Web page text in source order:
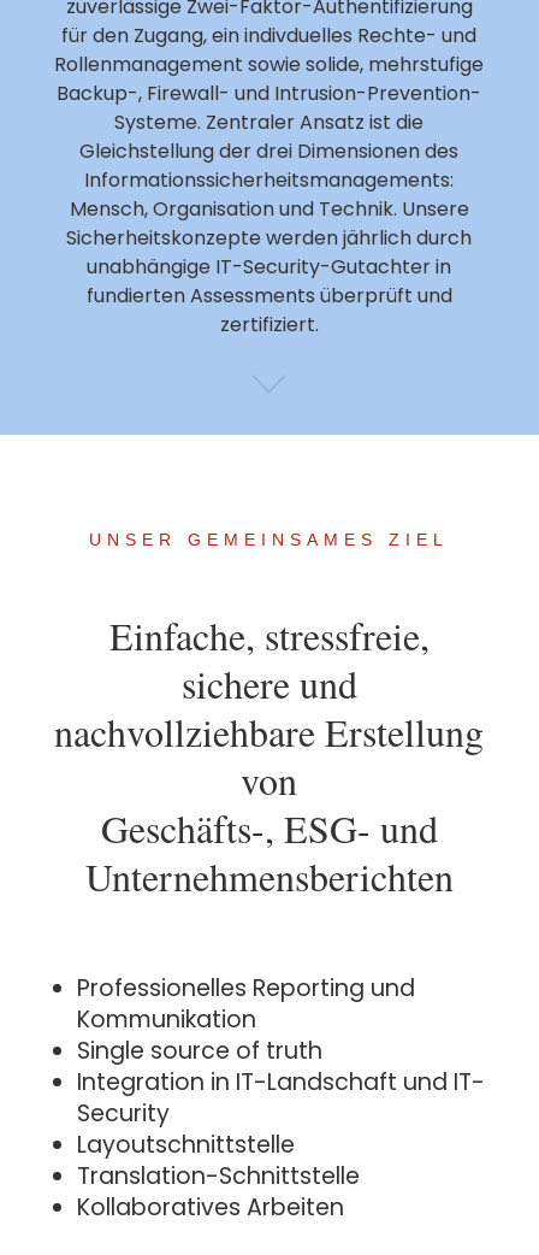
zuverlässige Zwei-Faktor-Authentifizierung
für den Zugang, ein indivduelles Rechte- und
Rollenmanagement sowie solide, mehrstufige
Backup-, Firewall- und Intrusion-Prevention-
Systeme. Zentraler Ansatz ist die
Gleichstellung der drei Dimensionen des
Informationssicherheitsmanagements:
Mensch, Organisation und Technik. Unsere
Sicherheitskonzepte werden jährlich durch
unabhängige IT-Security-Gutachter in
fundierten Assessments überprüft und
zertifiziert.
UNSER GEMEINSAMES ZIEL
Einfache, stressfreie,
sichere und
nachvollziehbare Erstellung
von
Geschäfts-, ESG- und
Unternehmensberichten
Professionelles Reporting und
Kommunikation
Single source of truth
Integration in IT-Landschaft und IT-
Security
Layoutschnittstelle
Translation-Schnittstelle
Kollaboratives Arbeiten